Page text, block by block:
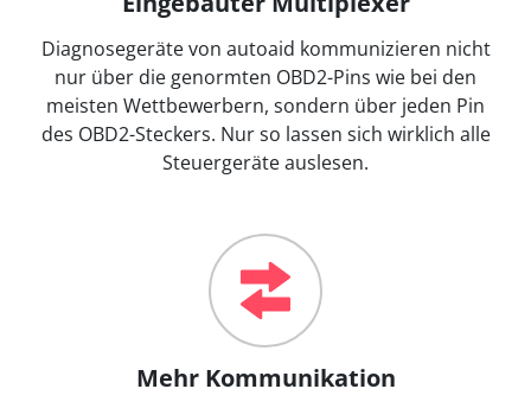
Diagnosegeräte von autoaid kommunizieren nicht
nur über die genormten OBD2-Pins wie bei den
meisten Wettbewerbern, sondern über jeden Pin
des OBD2-Steckers. Nur so lassen sich wirklich alle
Steuergeräte auslesen.
Mehr Kommunikation